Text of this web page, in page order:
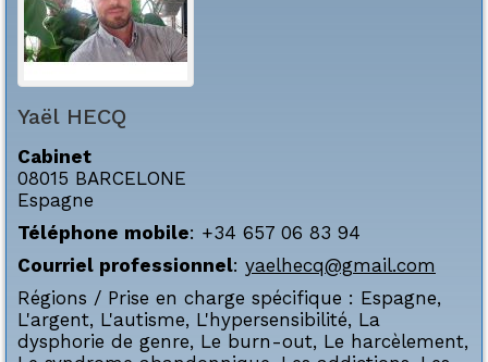
Yaël HECQ
Cabinet
08015 BARCELONE
Espagne
Téléphone mobile: +34 657 06 83 94
Courriel professionnel: yaelhecq@gmail.com
Régions / Prise en charge spécifique : Espagne,
L'argent, L'autisme, L'hypersensibilité, La
dysphorie de genre, Le burn-out, Le harcèlement,